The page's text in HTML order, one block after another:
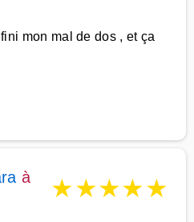
mon mal de dos , et ça
à
★★★★★